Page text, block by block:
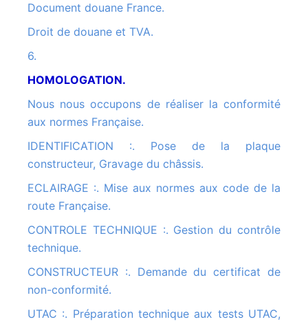
Document douane France.
Droit de douane et TVA.
6.
HOMOLOGATION.
Nous nous occupons de réaliser la conformité
aux normes Française.
IDENTIFICATION :. Pose de la plaque
constructeur, Gravage du châssis.
ECLAIRAGE :. Mise aux normes aux code de la
route Française.
CONTROLE TECHNIQUE :. Gestion du contrôle
technique.
CONSTRUCTEUR :. Demande du certificat de
non-conformité.
UTAC :. Préparation technique aux tests UTAC,